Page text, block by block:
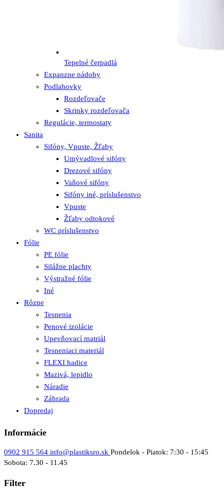
Tepelné čerpadlá
Expanzne nádoby
Podlahovky
Rozdeľovače
Skrinky rozdeľovača
Regulácie, termostaty
Sanita
Sifóny, Vpuste, Žľaby
Umývadlové sifóny
Drezové sifóny
Vaňové sifóny
Sifóny iné, príslušenstvo
Vpuste
Žľaby odtokové
WC príslušenstvo
Fólie
PE fólie
Silážne plachty
Výstražné fólie
Iné
Rôzne
Tesnenia
Penové izolácie
Upevňovací matriál
Tesneniaci materiál
FLEXI hadice
Mazivá, lepidlo
Náradie
Záhrada
Dopredaj
Informácie
0902 915 564 info@plastiksro.sk Pondelok - Piatok: 7:30 - 15:45
Sobota: 7.30 - 11.45
Filter